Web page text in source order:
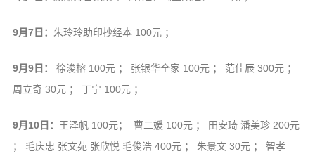
音频视频
弘法书籍
弘法活动
9月7日： 朱玲玲助印抄经本 100元 ；
9月9日：
徐浚榕 100元 ； 张银华全家 100元 ； 范佳辰 300元 ；
周立奇 30元 ； 丁宁 100元 ；
9月10日： 王泽帆 100元； 曹二媛 100元 ； 田安琦 潘美珍 200元
； 毛庆忠 张文苑 张欣悦 毛俊浩 400元 ； 朱景文 30元 ； 智孝